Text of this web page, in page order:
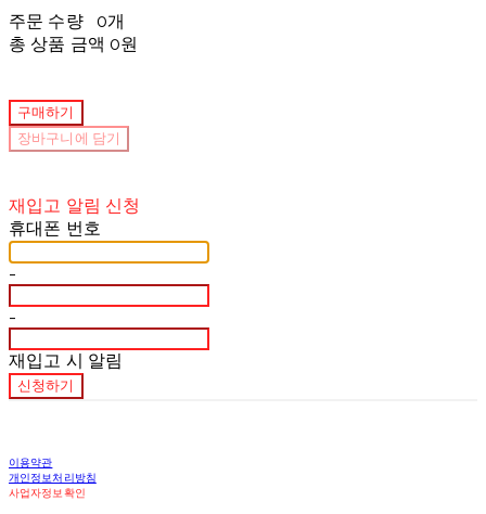
주문 수량
0개
총 상품 금액 0원
구매하기
장바구니에 담기
재입고 알림 신청
휴대폰 번호
-
-
재입고 시 알림
신청하기
이용약관
개인정보처리방침
사업자정보확인